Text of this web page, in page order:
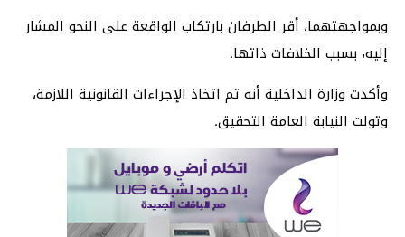
وبمواجهتهما، أقر الطرفان بارتكاب الواقعة على النحو المشار
إليه، بسبب الخلافات ذاتها.
وأكدت وزارة الداخلية أنه تم اتخاذ الإجراءات القانونية اللازمة،
وتولت النيابة العامة التحقيق.